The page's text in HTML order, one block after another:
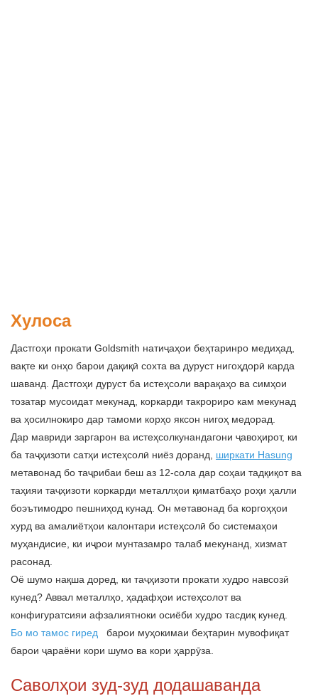
Хулоса
Дастгоҳи прокати Goldsmith натиҷаҳои беҳтаринро медиҳад,
вақте ки онҳо барои дақиқӣ сохта ва дуруст нигоҳдорӣ карда
шаванд. Дастгоҳи дуруст ба истеҳсоли варақаҳо ва симҳои
тозатар мусоидат мекунад, коркарди такрориро кам мекунад
ва ҳосилнокиро дар тамоми корҳо яксон нигоҳ медорад.
Дар мавриди заргарон ва истеҳсолкунандагони ҷавоҳирот, ки
ба таҷҳизоти сатҳи истеҳсолӣ ниёз доранд, ширкати Hasung
метавонад бо таҷрибаи беш аз 12-сола дар соҳаи тадқиқот ва
таҳияи таҷҳизоти коркарди металлҳои қиматбаҳо роҳи ҳалли
боэътимодро пешниҳод кунад. Он метавонад ба коргоҳҳои
хурд ва амалиётҳои калонтари истеҳсолӣ бо системаҳои
муҳандисие, ки иҷрои мунтазамро талаб мекунанд, хизмат
расонад.
Оё шумо нақша доред, ки таҷҳизоти прокати худро навсозӣ
кунед? Аввал металлҳо, ҳадафҳои истеҳсолот ва
конфигуратсияи афзалиятноки осиёби худро тасдиқ кунед.
Бо мо тамос гиред
барои муҳокимаи беҳтарин мувофиқат
барои ҷараёни кори шумо ва кори ҳаррӯза.
Саволҳои зуд-зуд додашаванда